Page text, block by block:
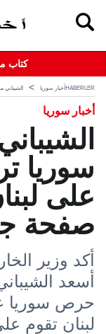
15:43 ┋
HABERLER أخبار سوريا
أخبار سوريا
سوريا
على
صفحة
أكد وزير
أسعد
حرص سوريا
لبنان تقوم